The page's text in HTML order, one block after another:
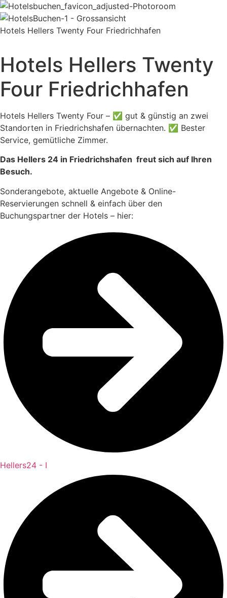
Hotels Hellers Twenty Four Friedrichhafen
Hotels Hellers Twenty
Four Friedrichhafen
Hotels Hellers Twenty Four – ✅ gut & günstig an zwei
Standorten in Friedrichshafen übernachten. ✅ Bester
Service, gemütliche Zimmer.
Das Hellers 24 in Friedrichshafen freut sich auf Ihren
Besuch.
Sonderangebote, aktuelle Angebote & Online-
Reservierungen schnell & einfach über den
Buchungspartner der Hotels – hier:
Hellers24 - I